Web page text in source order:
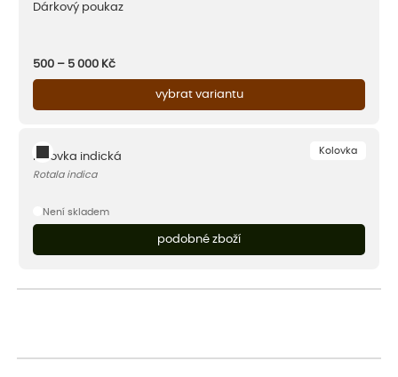
Dárkový poukaz
500 – 5 000 Kč
vybrat variantu
Kolovka
Kolovka indická
Rotala indica
Není skladem
podobné zboží